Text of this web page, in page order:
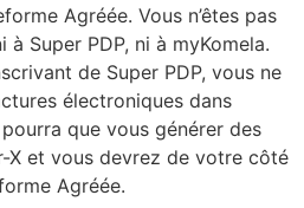
Agréée. Vous n’êtes pas
Super PDP, ni à myKomela.
de Super PDP, vous ne
électroniques dans
que vous générer des
X et vous devrez de votre côté
Agréée.